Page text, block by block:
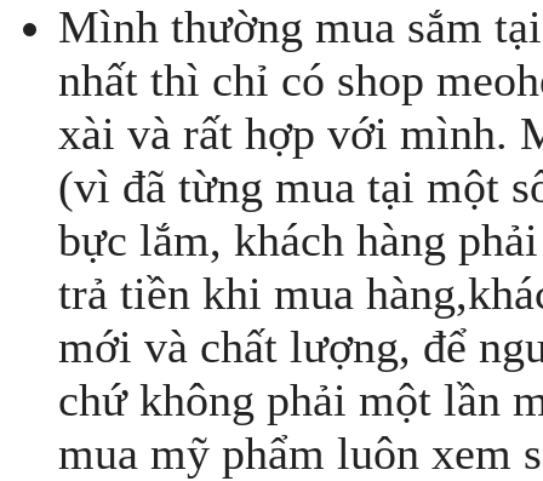
Mình thường mua sắm
nhất thì chỉ có shop
xài và rất hợp với mình.
(vì đã từng mua tại một
bực lắm, khách hàng
trả tiền khi mua
mới và chất lượng, để
chứ không phải một lần
mua mỹ phẩm luôn xem